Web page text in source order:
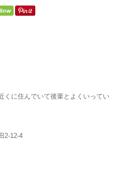
くに住んでいて後輩とよくいってい
2-12-4